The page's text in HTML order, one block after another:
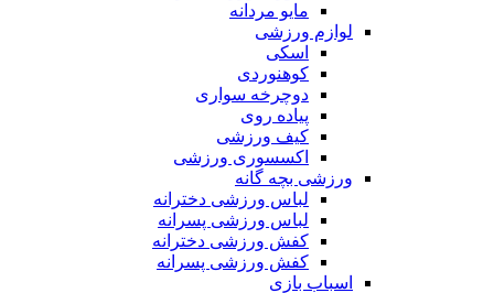
مایو مردانه
لوازم ورزشی
اسکی
کوهنوردی
دوچرخه سواری
پیاده روی
کیف ورزشی
اکسسوری ورزشی
ورزشی بچه گانه
لباس ورزشی دخترانه
لباس ورزشی پسرانه
کفش ورزشی دخترانه
کفش ورزشی پسرانه
اسباب بازی